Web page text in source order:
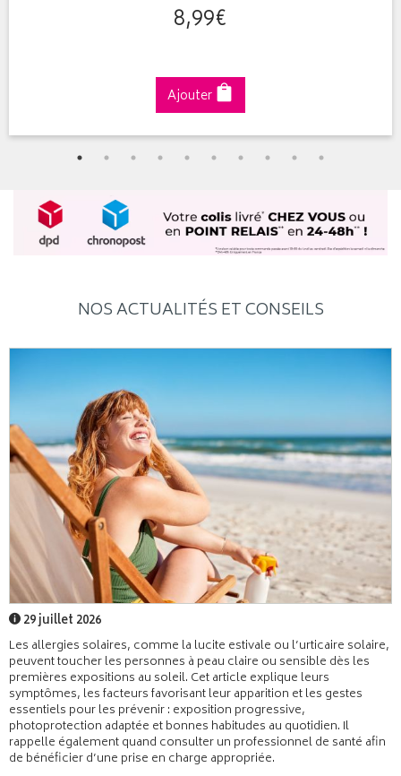
8,99€
Ajouter
NOS ACTUALITÉS ET CONSEILS
29 juillet 2026
Les allergies solaires, comme la lucite estivale ou l’urticaire solaire,
peuvent toucher les personnes à peau claire ou sensible dès les
premières expositions au soleil. Cet article explique leurs
symptômes, les facteurs favorisant leur apparition et les gestes
essentiels pour les prévenir : exposition progressive,
photoprotection adaptée et bonnes habitudes au quotidien. Il
rappelle également quand consulter un professionnel de santé afin
de bénéficier d’une prise en charge appropriée.